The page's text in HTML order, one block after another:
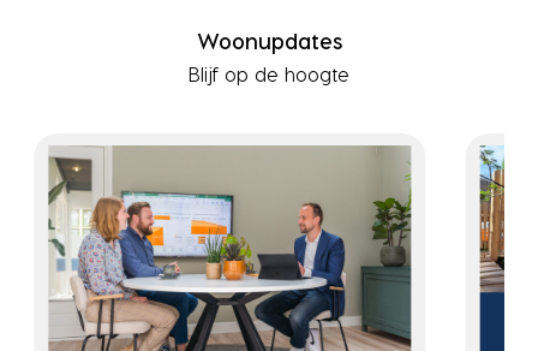
Woonupdates
Blijf op de hoogte